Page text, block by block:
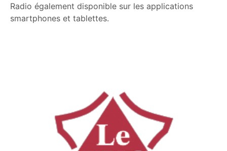
Radio également disponible sur les applications
smartphones et tablettes.